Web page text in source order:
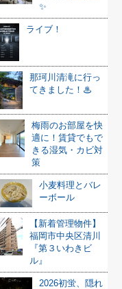
✨
ライブ！
那珂川清滝に行っ
てきました！♨
梅雨のお部屋を快
適に！賃貸でもで
きる湿気・カビ対
策
小麦料理とバレ
ーボール
【新着管理物件】
福岡市中央区清川
『第３いわきビ
ル』
2026初蛍、隠れ